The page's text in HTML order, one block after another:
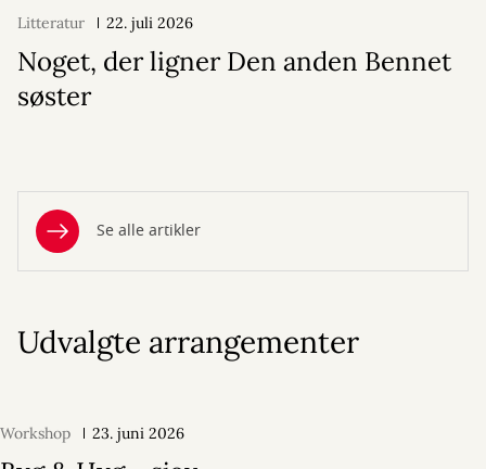
Litteratur 22. juli 2026
Noget, der ligner Den anden Bennet
søster
Se alle artikler
Udvalgte arrangementer
Workshop 23. juni 2026